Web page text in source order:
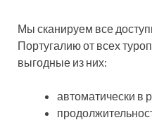
Мы сканируем все
Португалию от всех
выгодные из них:
автоматически в